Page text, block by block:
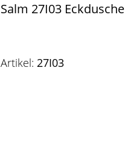
Salm 27I03 Eckdusche
Artikel: 27I03